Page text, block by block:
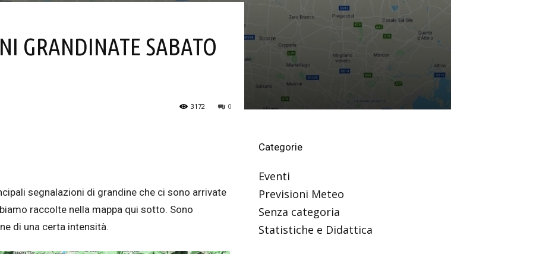
GRANDINATE SABATO
0
3172
segnalazioni di grandine che ci sono arrivate
raccolte nella mappa qui sotto. Sono
di una certa intensità.
Categorie
Eventi
Previsioni Meteo
Senza categoria
Statistiche e Didattica